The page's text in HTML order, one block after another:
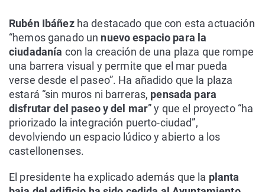
Rubén Ibáñezha destacado que con esta actuación
“hemos ganado un nuevo espacio para la
ciudadanía con la creación de una plaza que rompe
una barrera visual y permite que el mar pueda
verse desde el paseo”. Ha añadido que la plaza
estará “sin muros ni barreras, pensada para
disfrutar del paseo y del mar” y que el proyecto “ha
priorizado la integración puerto-ciudad”,
devolviendo un espacio lúdico y abierto a los
castellonenses.
El presidente ha explicado además que la planta